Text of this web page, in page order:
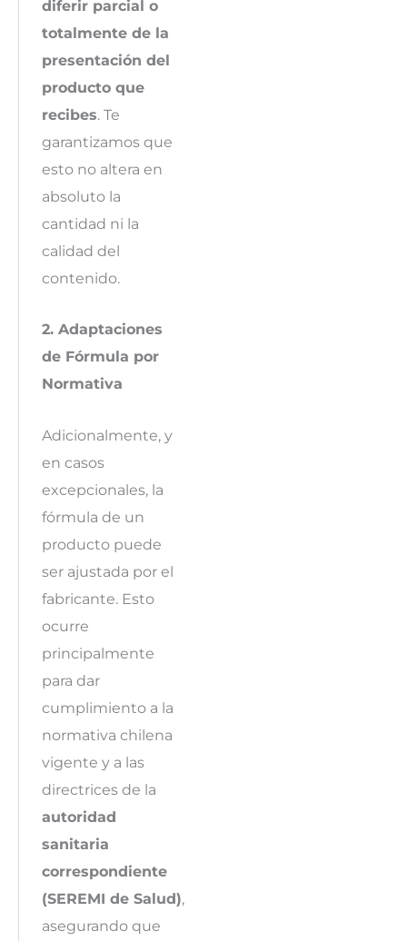
diferir parcial o
totalmente de la
presentación del
producto que
recibes. Te
garantizamos que
esto no altera en
absoluto la
cantidad ni la
calidad del
contenido.
2. Adaptaciones
de Fórmula por
Normativa
Adicionalmente, y
en casos
excepcionales, la
fórmula de un
producto puede
ser ajustada por el
fabricante. Esto
ocurre
principalmente
para dar
cumplimiento a la
normativa chilena
vigente y a las
directrices de la
autoridad
sanitaria
correspondiente
(SEREMI de Salud),
asegurando que